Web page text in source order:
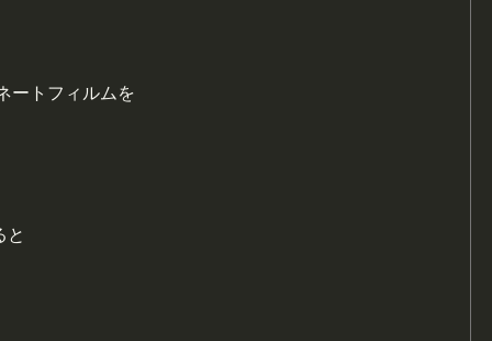
ートフィルムを
と